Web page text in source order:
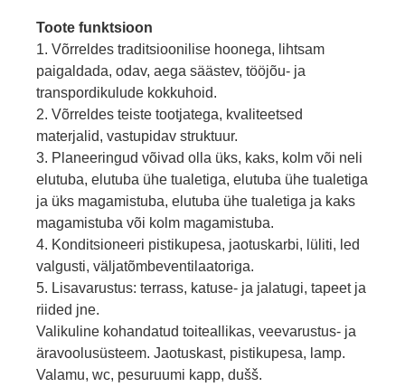
Toote funktsioon
1. Võrreldes traditsioonilise hoonega, lihtsam
paigaldada, odav, aega säästev, tööjõu- ja
transpordikulude kokkuhoid.
2. Võrreldes teiste tootjatega, kvaliteetsed
materjalid, vastupidav struktuur.
3. Planeeringud võivad olla üks, kaks, kolm või neli
elutuba, elutuba ühe tualetiga, elutuba ühe tualetiga
ja üks magamistuba, elutuba ühe tualetiga ja kaks
magamistuba või kolm magamistuba.
4. Konditsioneeri pistikupesa, jaotuskarbi, lüliti, led
valgusti, väljatõmbeventilaatoriga.
5. Lisavarustus: terrass, katuse- ja jalatugi, tapeet ja
riided jne.
Valikuline kohandatud toiteallikas, veevarustus- ja
äravoolusüsteem. Jaotuskast, pistikupesa, lamp.
Valamu, wc, pesuruumi kapp, dušš.